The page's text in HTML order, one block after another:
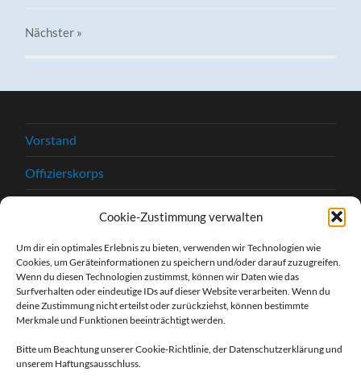
Cookie-Zustimmung verwalten
Um dir ein optimales Erlebnis zu bieten, verwenden wir Technologien wie
Cookies, um Geräteinformationen zu speichern und/oder darauf zuzugreifen.
Wenn du diesen Technologien zustimmst, können wir Daten wie das
Surfverhalten oder eindeutige IDs auf dieser Website verarbeiten. Wenn du
deine Zustimmung nicht erteilst oder zurückziehst, können bestimmte
Merkmale und Funktionen beeinträchtigt werden.
Bitte um Beachtung unserer Cookie-Richtlinie, der Datenschutzerklärung und
unserem Haftungsausschluss.
Nächster »
Vorstand
Offizierskorps
Beitrittserklärung
Kontakt
Unsere Sponsoren